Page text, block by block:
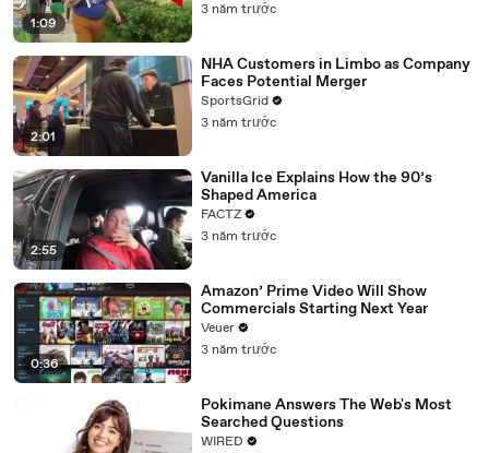
1:09
3 năm trước
2:01
NHA Customers in Limbo as Company
Faces Potential Merger
SportsGrid
3 năm trước
2:55
Vanilla Ice Explains How the 90’s
Shaped America
FACTZ
3 năm trước
0:36
Amazon’ Prime Video Will Show
Commercials Starting Next Year
Veuer
3 năm trước
Pokimane Answers The Web's Most
Searched Questions
WIRED